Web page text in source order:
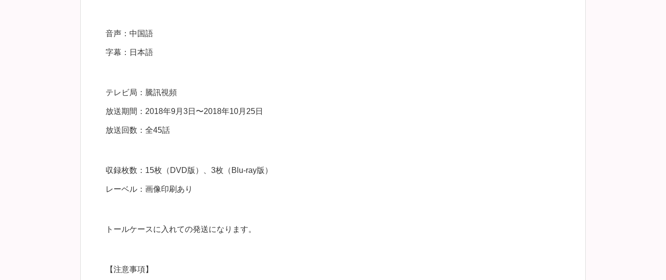
音声：中国語
字幕：日本語
テレビ局：騰訊視頻
放送期間：2018年9月3日〜2018年10月25日
放送回数：全45話
収録枚数：15枚（DVD版）、3枚（Blu-ray版）
レーベル：画像印刷あり
トールケースに入れての発送になります。
【注意事項】